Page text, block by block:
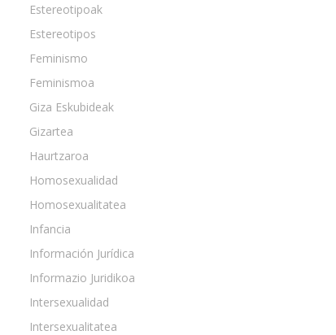
Estereotipoak
Estereotipos
Feminismo
Feminismoa
Giza Eskubideak
Gizartea
Haurtzaroa
Homosexualidad
Homosexualitatea
Infancia
Información Jurídica
Informazio Juridikoa
Intersexualidad
Intersexualitatea